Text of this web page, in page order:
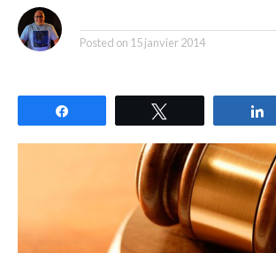
Posted on 15 janvier 2014